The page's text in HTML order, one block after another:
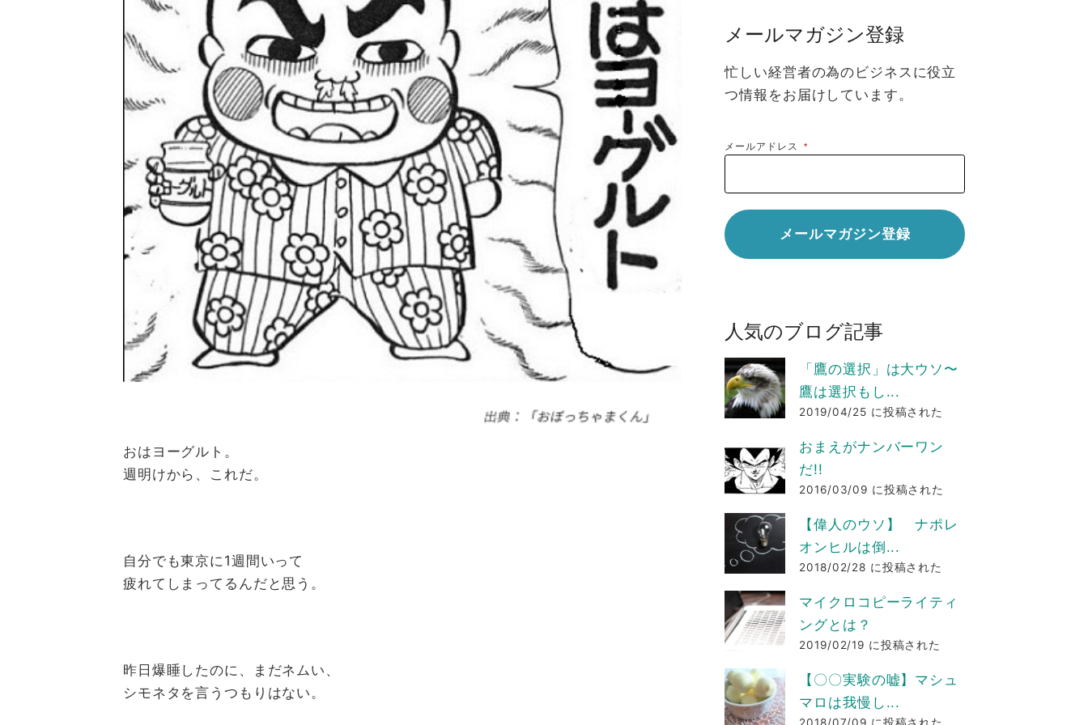
おはヨーグルト。
週明けから、これだ。
自分でも東京に1週間いって
疲れてしまってるんだと思う。
昨日爆睡したのに、まだネムい、
シモネタを言うつもりはない。
メールマガジン登録
忙しい経営者の為のビジネスに役立
つ情報をお届けしています。
メールアドレス*
人気のブログ記事
「鷹の選択」は大ウソ〜
鷹は選択もし...
2019/04/25 に投稿された
おまえがナンバーワン
だ!!
2016/03/09 に投稿された
【偉人のウソ】 ナポレ
オンヒルは倒...
2018/02/28 に投稿された
マイクロコピーライティ
ングとは？
2019/02/19 に投稿された
【〇〇実験の嘘】マシュ
マロは我慢し...